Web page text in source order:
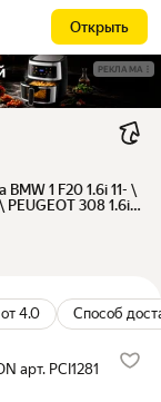
Открыть
РЕКЛАМА
BMW 1 F20 1.6i 11- \
PEUGEOT 308 1.6i
4.0 Способ
арт. PCI1281
₽ вместо